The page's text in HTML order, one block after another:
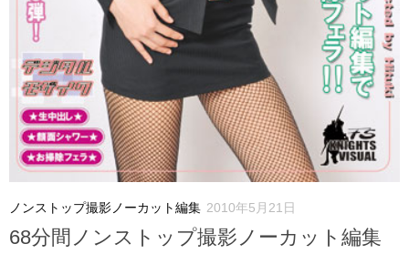
ノンストップ撮影ノーカット編集 2010年5月21日
68分間ノンストップ撮影ノーカット編集